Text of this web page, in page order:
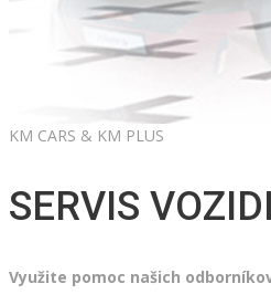
KM CARS & KM PLUS
SERVIS
Využite pomoc našich